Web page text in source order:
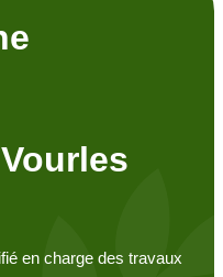
en charge des travaux